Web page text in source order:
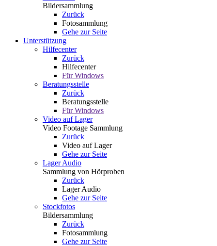
Bildersammlung
Zurück
Fotosammlung
Gehe zur Seite
Unterstützung
Hilfecenter
Zurück
Hilfecenter
Für Windows
Beratungsstelle
Zurück
Beratungsstelle
Für Windows
Video auf Lager
Video Footage Sammlung
Zurück
Video auf Lager
Gehe zur Seite
Lager Audio
Sammlung von Hörproben
Zurück
Lager Audio
Gehe zur Seite
Stockfotos
Bildersammlung
Zurück
Fotosammlung
Gehe zur Seite